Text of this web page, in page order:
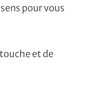
pour vous
et de